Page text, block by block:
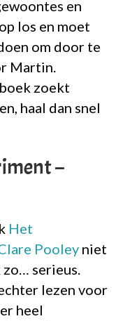
en
los en moet
om door te
Martin.
zoekt
haal dan snel
–
Het
Pooley niet
serieus.
lezen voor
heel